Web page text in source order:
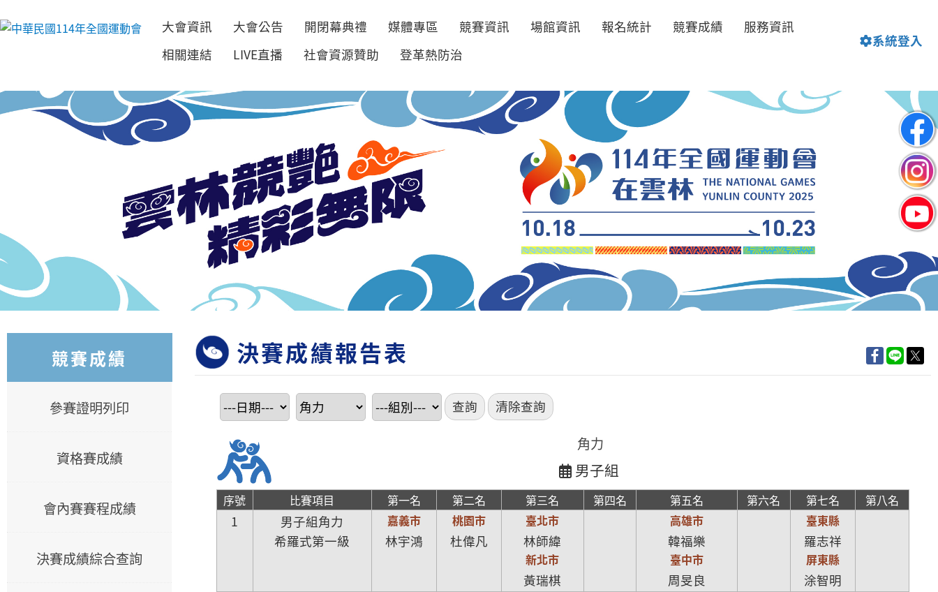
跳到主要內容
大會資訊 大會公告 開閉幕典禮 媒體專區 競賽資訊 場館資訊 報名統計 競賽成績
服務資訊
相關連結
LIVE直播 社會資源贊助 登革熱防治
系統登入
競賽成績
參賽證明列印
資格賽成績
會內賽賽程成績
決賽成績綜合查詢
決賽成績報告表
角力
男子組
序號 比賽項目 第一名 第二名 第三名 第四名 第五名 第六名 第七名 第八名
1
男子組角力
希羅式第一級
嘉義市
林宇鴻
桃園市
杜偉凡
臺北市
林師緯
新北市
黃瑞棋
高雄市
韓福樂
臺中市
周旻良
臺東縣
羅志祥
屏東縣
涂智明